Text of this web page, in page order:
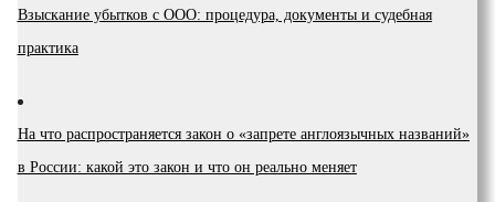
Взыскание убытков с ООО: процедура, документы и судебная
практика
На что распространяется закон о «запрете англоязычных названий»
в России: какой это закон и что он реально меняет